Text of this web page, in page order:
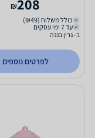
208
₪
כולל משלוח (₪49)
עד 7 ימי עסקים
ב- גרין בננה
לפרטים נוספים